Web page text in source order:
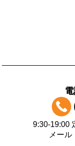
9:30-19:00
メー